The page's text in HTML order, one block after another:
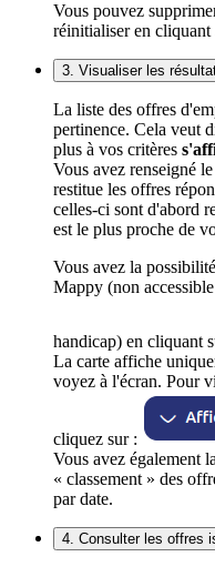
Vous pouvez
réinitialiser en
3. Visualiser les
La liste des offres
pertinence. Cela veut
plus à vos critères
Vous avez renseigné
restitue les offres
celles-ci sont d'abord
est le plus proche de
Vous avez la
Mappy (non
handicap) en cliquant
La carte affiche
voyez à l'écran. Pour
cliquez sur :
Vous avez également
« classement » des
par date.
4. Consulter les offres